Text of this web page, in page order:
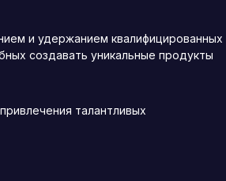
и удержанием квалифицированных
создавать уникальные продукты
талантливых